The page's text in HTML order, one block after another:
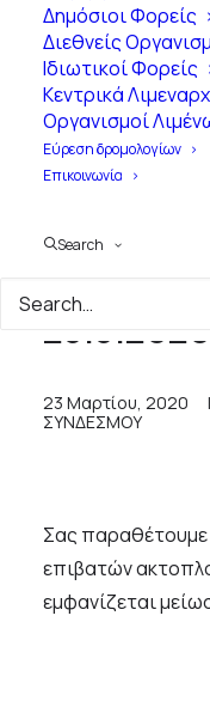
Δημόσιοι Φορείς
Διεθνείς
Ιδιωτικοί Φορείς
Κεντρικά
Οργανισμοί
Εύρεση δρομολογίων
Επικοινωνία
Search
στηνΕλλ
Δελτίο
23.3.2020
23 Μαρτίου, 2020 |
ΣΥΝΔΕΣΜΟΥ
Σας παραθέτουμε
επιβατών
εμφανίζεται